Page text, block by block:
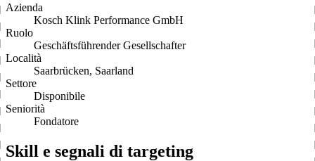
Azienda
Kosch Klink Performance GmbH
Ruolo
Geschäftsführender Gesellschafter
Località
Saarbrücken, Saarland
Settore
Disponibile
Seniorità
Fondatore
Skill e segnali di targeting